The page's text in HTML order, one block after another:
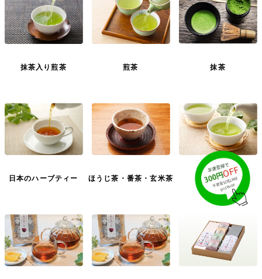
抹茶入り煎茶 煎茶 抹茶
日本のハーブティー ほうじ茶・番茶・玄米茶 オーガニック